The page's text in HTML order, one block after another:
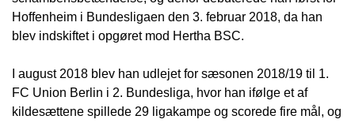
Hoffenheim i Bundesligaen den 3. februar 2018, da han
blev indskiftet i opgøret mod Hertha BSC.
I august 2018 blev han udlejet for sæsonen 2018/19 til 1.
FC Union Berlin i 2. Bundesliga, hvor han ifølge et af
kildesættene spillede 29 ligakampe og scorede fire mål, og